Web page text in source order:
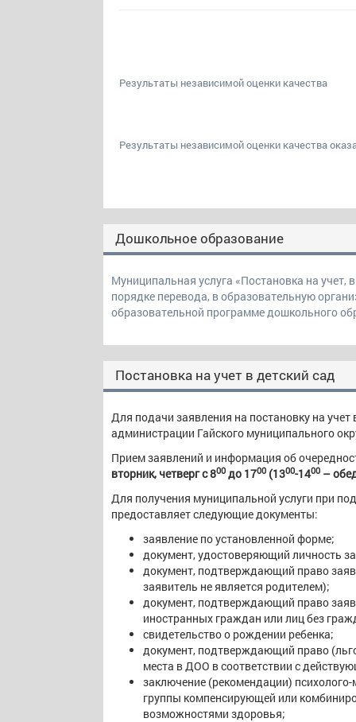
Результаты независимой оценки качества
Результаты независимой оценки качества
Дошкольное образование
Муниципальная услуга «Постановка на
порядке перевода, в образовательную
образовательной программе дошкольного
Постановка на учет в детский сад
Для подачи заявления на постановку на
администрации Гайского муниципального
Прием заявлений и информация об
вторник, четверг с 800 до 1700 (1300-1400 –
Для получения муниципальной услуги при
предоставляет следующие документы:
заявление по установленной форме;
документ, удостоверяющий личность
документ, подтверждающий право
заявитель не является родителем);
документ, подтверждающий право
иностранных граждан или лиц без
свидетельство о рождении ребенка;
документ, подтверждающий право
места в ДОО в соответствии с
заключение (рекомендации)
группы компенсирующей или
возможностями здоровья;